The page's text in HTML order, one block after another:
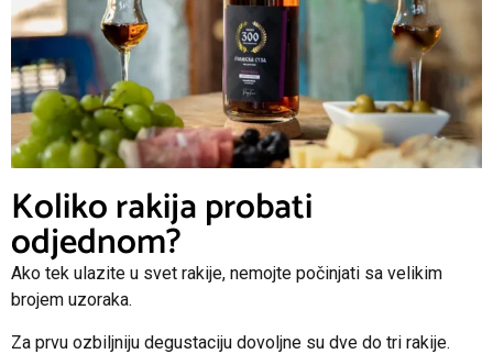
Koliko rakija probati
odjednom?
Ako tek ulazite u svet rakije, nemojte počinjati sa velikim
brojem uzoraka.
Za prvu ozbiljniju degustaciju dovoljne su dve do tri rakije.